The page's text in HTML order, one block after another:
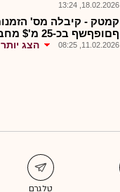
18.02.2026, 13:24
ףםופףשף בכ-25 מ'$ מחב' IDM
11.02.2026, 08:25 הצג יותר